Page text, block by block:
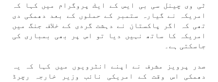
ٹی وی چينل سی بی ايس كے ايك پروگرام میں كہا كہ
امريكہ نے گيارہ ستمبر كے حملوں كے بعد دھمكی دی
تھی كہ اگر پاكستان نے دہشت گردی كے خلاف جنگ میں
امريكہ كا ساتھ نہیں ديا تو اس پر بھی بمباری كی
جاسكتی ہے۔
صدر پرويز مشرف نے اپنے انٹرويوں میں كہا كہ یہ
دھمكی اس وقت كے امريكی نائب وزير خارجہ رچرڈ